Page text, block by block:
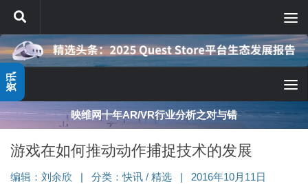
跳至内容
映维网十年AR/VR行业分析之对与错
游戏在如何推动动作捕捉技术的发展
编辑： 刘余欣 分类：快讯 / 精选 2016年10月11日
资讯